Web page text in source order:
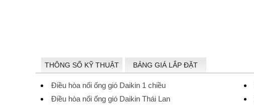
THÔNG SỐ KỸ THUẬT BẢNG GIÁ LẮP ĐẶT
Điều hòa nối ống gió Daikin 1 chiều
Điều hòa nối ống gió Daikin Thái Lan